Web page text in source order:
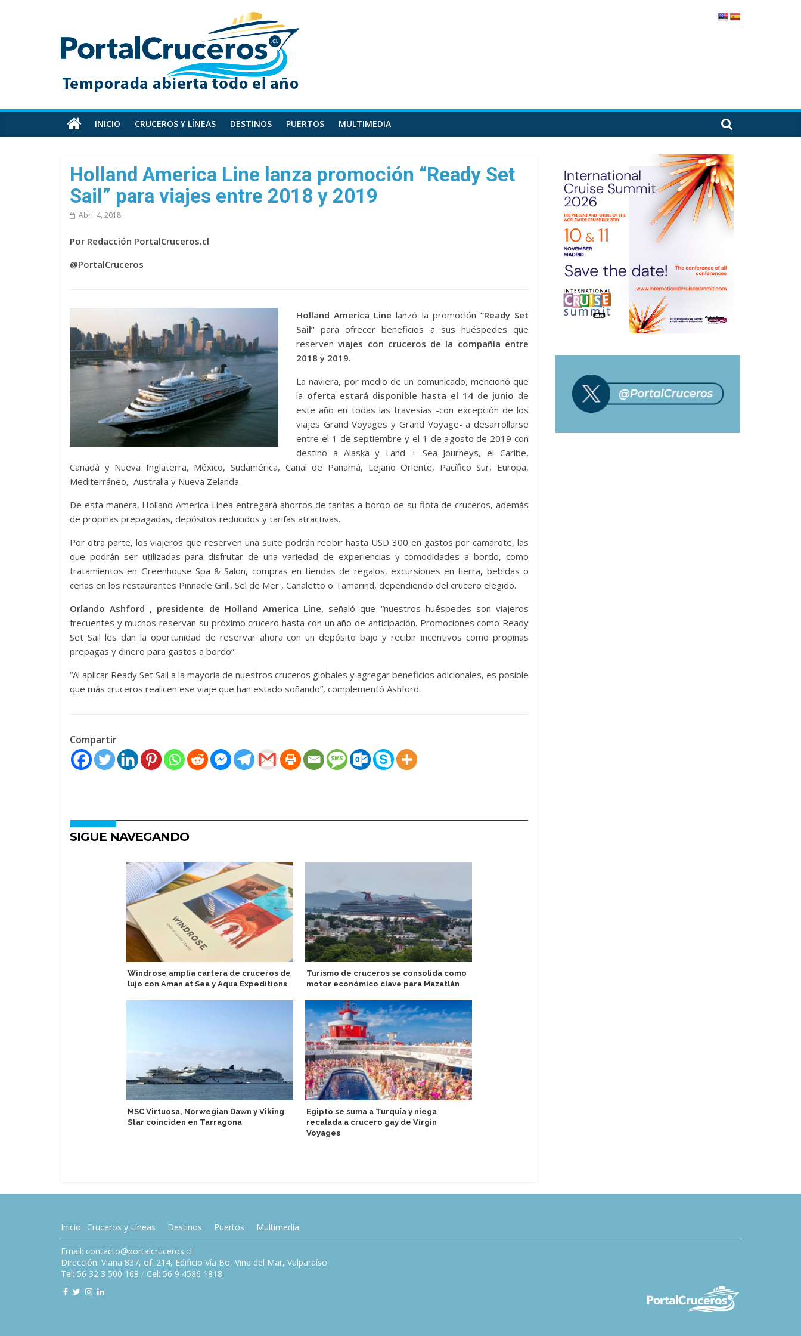
PortalCruceros
Toda
información
cruceros
en
un
sitio
INICIO CRUCEROS Y LÍNEAS DESTINOS PUERTOS MULTIMEDIA
Holland America Line lanza promoción “Ready Set
Sail” para viajes entre 2018 y 2019
Abril 4, 2018
Por Redacción PortalCruceros.cl
@PortalCruceros
Holland America Line lanzó la promoción “Ready Set
Sail” para ofrecer beneficios a sus huéspedes que
reservenviajes con cruceros de la compañía entre
2018 y 2019.
La naviera, por medio de un comunicado, mencionó que
la oferta estará disponible hasta el 14 de junio de
este año en todas las travesías -con excepción de los
viajes Grand Voyages y Grand Voyage- a desarrollarse
entre el 1 de septiembre y el 1 de agosto de 2019 con
destino a Alaska y Land + Sea Journeys, el Caribe,
Canadá y Nueva Inglaterra, México, Sudamérica, Canal de Panamá, Lejano Oriente, Pacífico Sur, Europa,
Mediterráneo, Australia y Nueva Zelanda.
De esta manera, Holland America Linea entregará ahorros de tarifas a bordo de su flota de cruceros, además
de propinas prepagadas, depósitos reducidos y tarifas atractivas.
Por otra parte, los viajeros que reserven una suite podrán recibir hasta USD 300 en gastos por camarote, las
que podrán ser utilizadas para disfrutar de una variedad de experiencias y comodidades a bordo, como
tratamientos en Greenhouse Spa & Salon, compras en tiendas de regalos, excursiones en tierra, bebidas o
cenas en los restaurantes Pinnacle Grill, Sel de Mer , Canaletto o Tamarind, dependiendo del crucero elegido.
Orlando Ashford , presidente de Holland America Line, señaló que “nuestros huéspedes son viajeros
frecuentes y muchos reservan su próximo crucero hasta con un año de anticipación. Promociones como Ready
Set Sail les dan la oportunidad de reservar ahora con un depósito bajo y recibir incentivos como propinas
prepagas y dinero para gastos a bordo”.
“Al aplicar Ready Set Sail a la mayoría de nuestros cruceros globales y agregar beneficios adicionales, es posible
que más cruceros realicen ese viaje que han estado soñando”, complementó Ashford.
Compartir
SIGUE NAVEGANDO
Windrose amplía cartera de cruceros de
lujo con Aman at Sea y Aqua Expeditions
MSC Virtuosa, Norwegian Dawn y Viking
Star coinciden en Tarragona
Turismo de cruceros se consolida como
motor económico clave para Mazatlán
Egipto se suma a Turquía y niega
recalada a crucero gay de Virgin
Voyages
Inicio Cruceros y Líneas Destinos Puertos Multimedia
Email: contacto@portalcruceros.cl
Dirección: Viana 837, of. 214, Edificio Vía Bo, Viña del Mar, Valparaíso
Tel: 56 32 3 500 168 / Cel: 56 9 4586 1818